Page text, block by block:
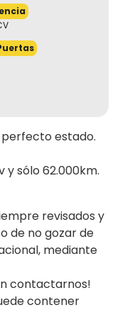
perfecto estado.
sólo 62.000km.
revisados ​​y
de no gozar de
mediante
contactarnos!
contener